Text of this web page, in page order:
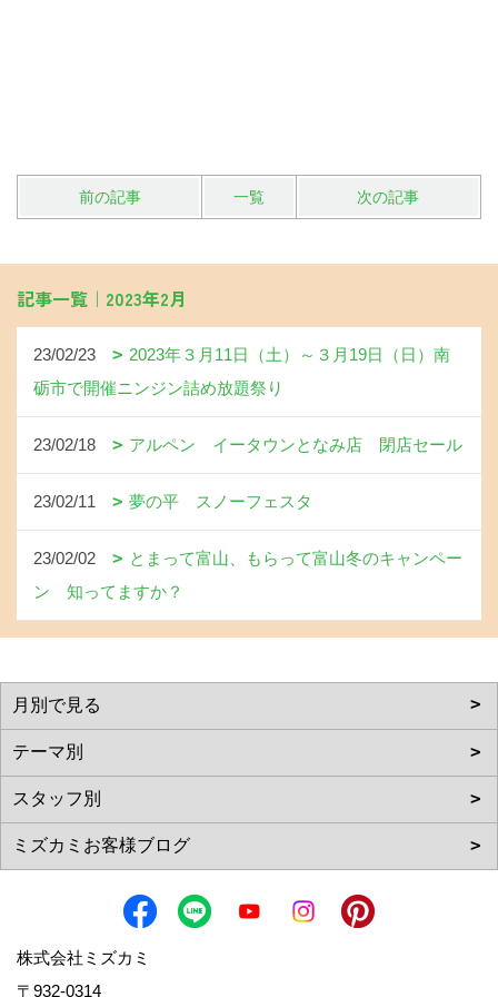
前の記事 一覧 次の記事
記事一覧｜2023年2月
23/02/23
2023年３月11日（土）～３月19日（日）南
砺市で開催ニンジン詰め放題祭り
23/02/18 アルペン イータウンとなみ店 閉店セール
23/02/11 夢の平 スノーフェスタ
23/02/02
とまって富山、もらって富山冬のキャンペー
ン 知ってますか？
株式会社ミズカミ
〒932-0314